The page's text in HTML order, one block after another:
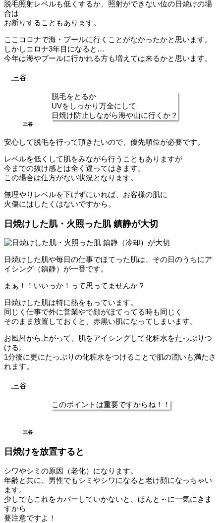
脱毛照射レベルも低くするか、照射ができない位の日焼けの場
合は
お断りすることもあります。
ここコロナで海・プールに行くことがなかったかと思います。
しかしコロナ3年目になると…
今年は海やプールに行かれる方も増えては来るかと思います。
三谷
脱毛をとるか
UVをしっかり万全にして
日焼け防止しながら海や山に行くか？
安心して脱毛を行って頂きたいので、優先順位が必要です。
レベルを低くして肌をみながら行うこともありますが
今までの抜け感とは全く違ってはきます。
この場合は仕方がない状況となります。
無理やりレベルを下げずにいれば、お客様の肌に
火傷にはしたくはないですから。
日焼けした肌・火照った肌 鎮静が大切
日焼けした肌や毎日の仕事でほてった肌は、その日のうちにア
イシング（鎮静）が一番です。
まぁ！！いいっか！って思ってませんか？
日焼けした肌は特に熱をもっています。
同じく仕事で外に営業やで顔がほてってる時も同じく
そのまま放置しておくと、赤黒い肌になってしまいます。
お風呂から上がって、肌をアイシングして化粧水をたっぷりつ
ける。
1分後に更にたっぷりの化粧水をつけることで肌の潤いも満たさ
れます。
三谷
このポイントは重要ですからね！！
日焼けを放置すると
シワやシミの原因（老化）になります。
年齢と共に、男性でもシミやシワになると老け顔になっちゃい
ます。
少しでもこれをカバーしていかないと、ほんと～に一気にきま
すから
要注意ですよ！